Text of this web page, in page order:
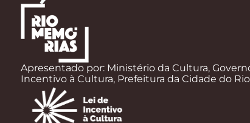
Apresentado por: Ministério da Cultura,
Incentivo à Cultura, Prefeitura da Cidade do